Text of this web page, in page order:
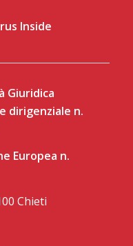
Inside
Giuridica
dirigenziale n.
Europea n.
Chieti